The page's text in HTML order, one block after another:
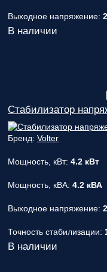
Выходное напряжение:
В наличии
Стабилизатор
Бренд: Volter
Мощность, кВт: 4.2 кВт
Мощность, кВА: 4.2 кВА
Выходное напряжение:
Точность стабилизации:
В наличии